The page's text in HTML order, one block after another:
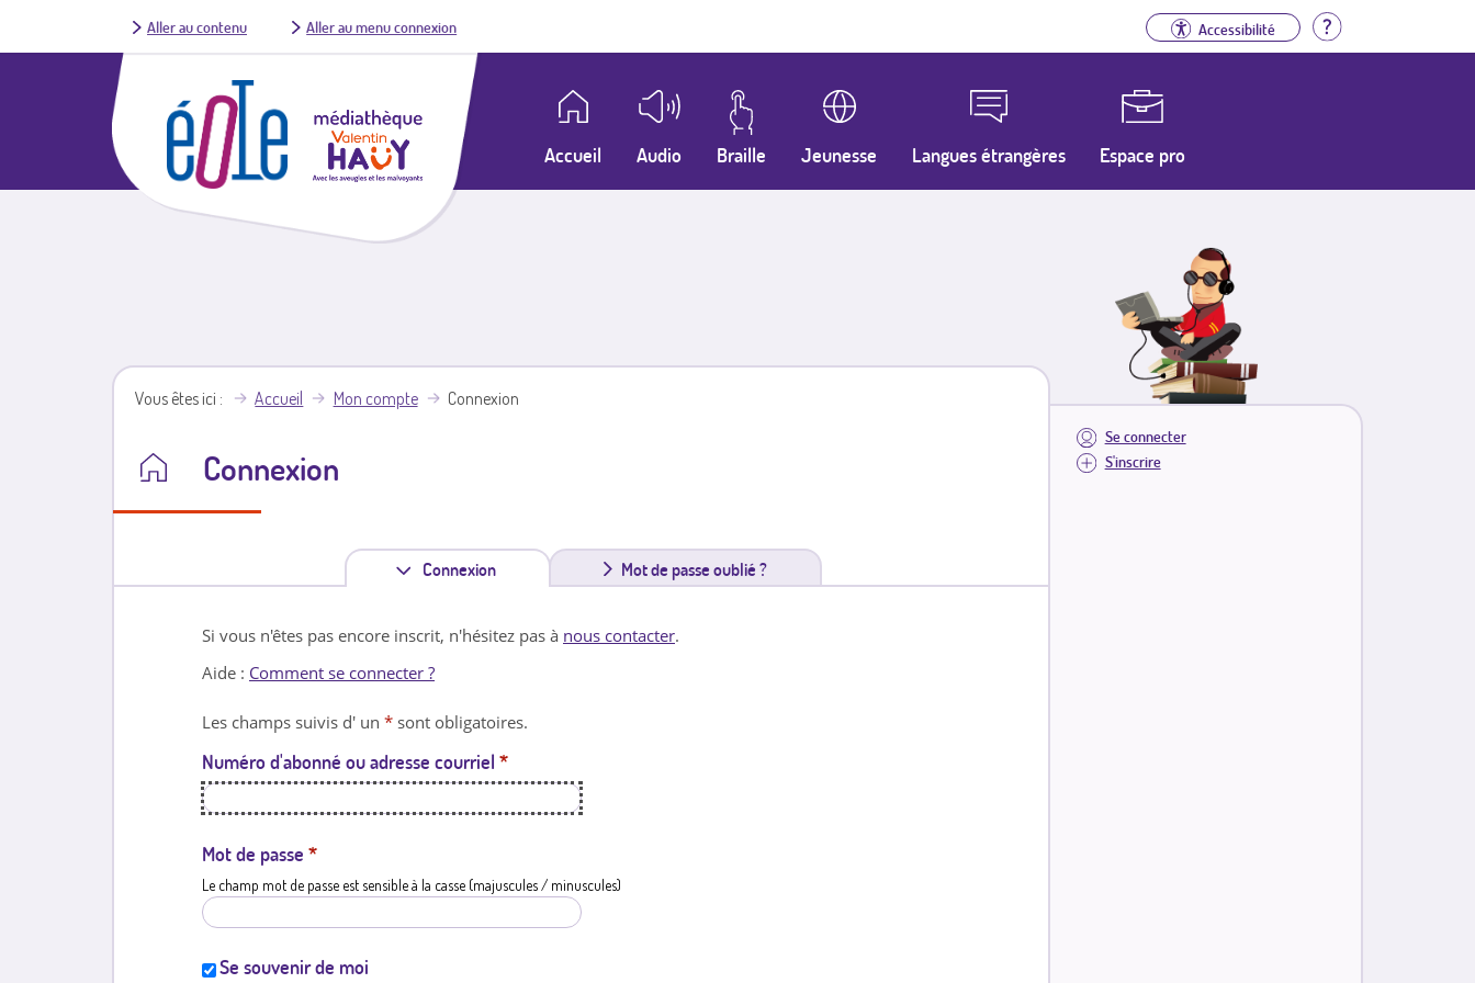
Aller au contenu Aller au menu connexion Accessibilité Aide
Accueil Audio Braille Jeunesse Langues étrangères Espace pro
Se connecter
S'inscrire
Vous êtes ici Accueil Mon compte Connexion
Connexion
Connexion
n
l
e
Mot de passe oublié ?
Si vous n'êtes pas encore inscrit, n'hésitez pas à nous contacter.
Aide : Comment se connecter ?
Les champs suivis d' un * sont obligatoires.
Numéro d'abonné ou adresse courriel *
Mot de passe *
Le champ mot de passe est sensible à la casse (majuscules / minuscules)
Se souvenir de moi